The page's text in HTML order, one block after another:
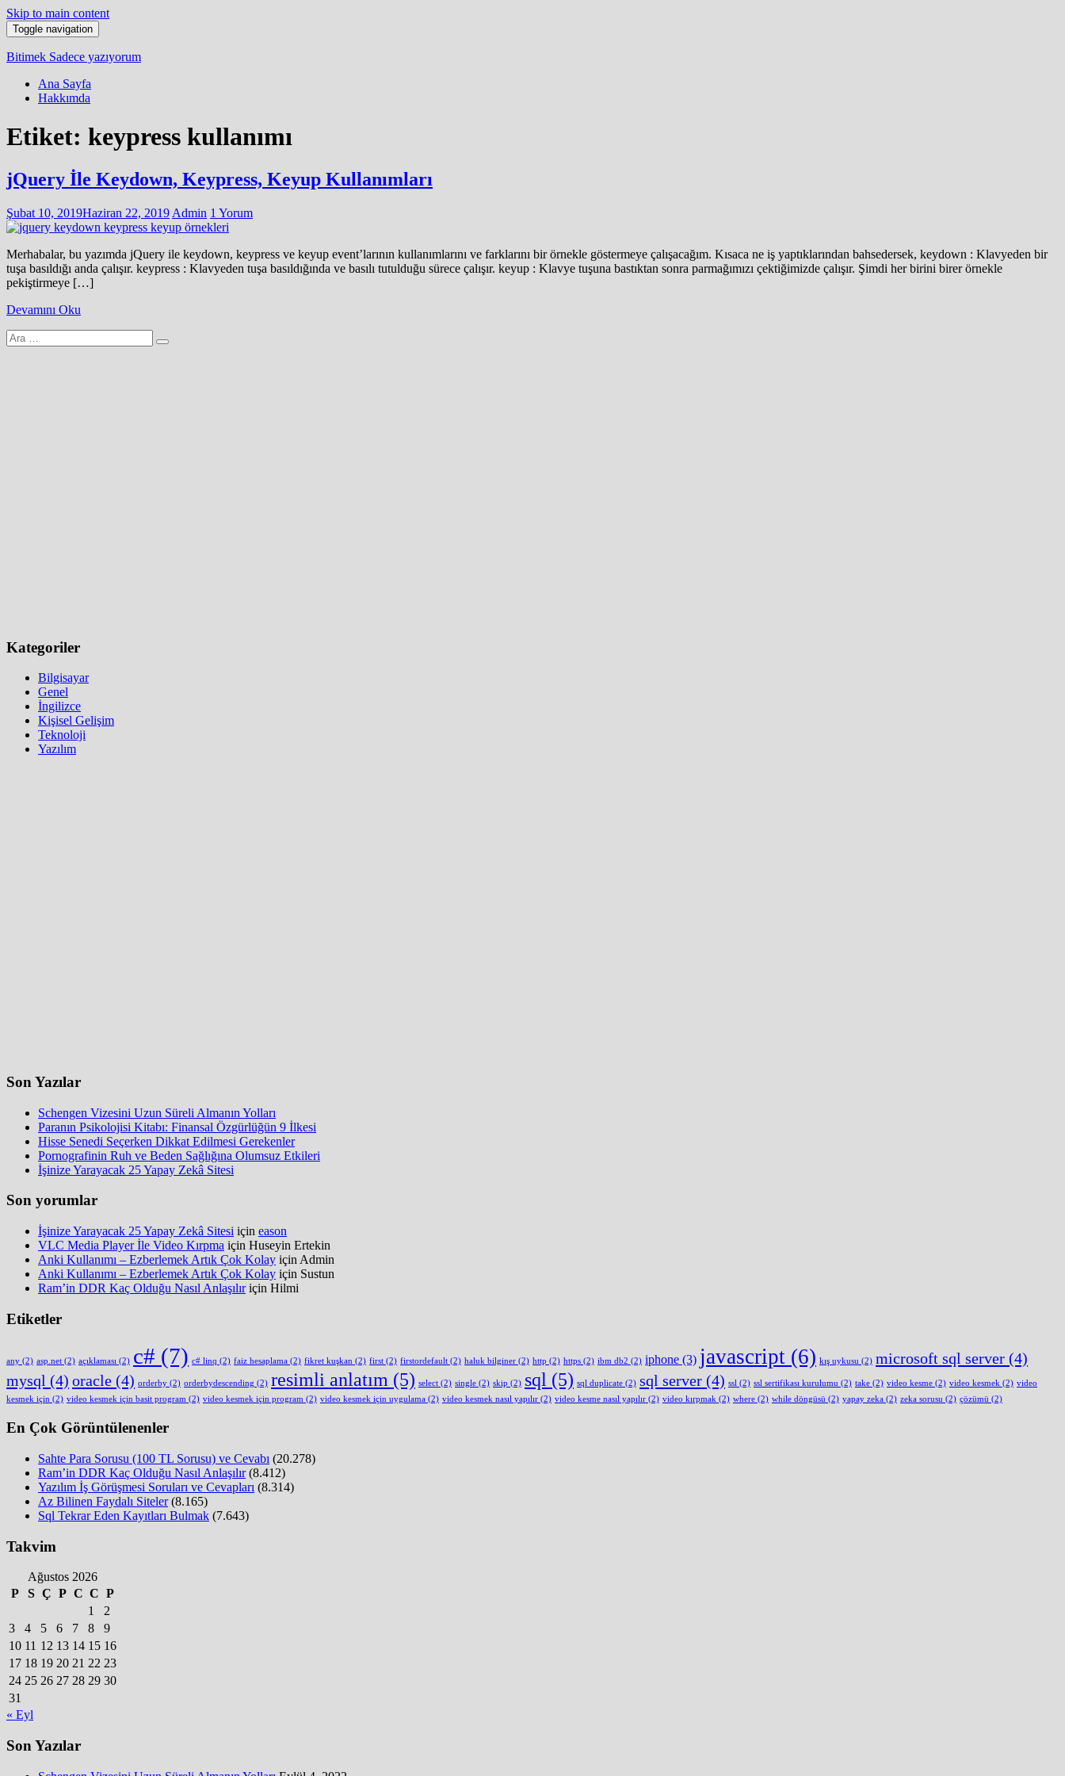
Skip to main content
Toggle navigation
Bitimek Sadece yazıyorum
Ana Sayfa
Hakkımda
Etiket: keypress kullanımı
jQuery İle Keydown, Keypress, Keyup Kullanımları
Şubat 10, 2019Haziran 22, 2019 Admin 1 Yorum
Merhabalar, bu yazımda jQuery ile keydown, keypress ve keyup event’larının kullanımlarını ve farklarını bir örnekle göstermeye çalışacağım. Kısaca ne iş yaptıklarından bahsedersek, keydown : Klavyeden bir
tuşa basıldığı anda çalışır. keypress : Klavyeden tuşa basıldığında ve basılı tutulduğu sürece çalışır. keyup : Klavye tuşuna bastıktan sonra parmağımızı çektiğimizde çalışır. Şimdi her birini birer örnekle
pekiştirmeye […]
Devamını Oku
Arama
yap:
Kategoriler
Bilgisayar
Genel
İngilizce
Kişisel Gelişim
Teknoloji
Yazılım
Son Yazılar
Schengen Vizesini Uzun Süreli Almanın Yolları
Paranın Psikolojisi Kitabı: Finansal Özgürlüğün 9 İlkesi
Hisse Senedi Seçerken Dikkat Edilmesi Gerekenler
Pornografinin Ruh ve Beden Sağlığına Olumsuz Etkileri
İşinize Yarayacak 25 Yapay Zekâ Sitesi
Son yorumlar
İşinize Yarayacak 25 Yapay Zekâ Sitesi için eason
VLC Media Player İle Video Kırpma için Huseyin Ertekin
Anki Kullanımı – Ezberlemek Artık Çok Kolay için Admin
Anki Kullanımı – Ezberlemek Artık Çok Kolay için Sustun
Ram’in DDR Kaç Olduğu Nasıl Anlaşılıriçin Hilmi
Etiketler
any (2) asp.net (2) açıklaması (2) c# (7) c# linq (2) faiz hesaplama (2) fikret kuşkan (2) first (2) firstordefault (2) haluk bilginer (2) http (2) https (2) ibm db2 (2) iphone (3) javascript (6) kış uykusu (2) microsoft sql server (4)
mysql (4) oracle (4) orderby (2) orderbydescending (2) resimli anlatım (5) select (2) single (2) skip (2) sql (5) sql duplicate (2) sql server (4) ssl (2) ssl sertifikası kurulumu (2) take (2) video kesme (2) video kesmek (2) video
kesmek için (2) video kesmek için basit program (2) video kesmek için program (2) video kesmek için uygulama (2) video kesmek nasıl yapılır (2) video kesme nasıl yapılır (2) video kırpmak (2) where (2) while döngüsü (2) yapay zeka (2) zeka sorusu (2) çözümü (2)
En Çok Görüntülenenler
Sahte Para Sorusu (100 TL Sorusu) ve Cevabı (20.278)
Ram’in DDR Kaç Olduğu Nasıl Anlaşılır (8.412)
Yazılım İş Görüşmesi Soruları ve Cevapları (8.314)
Az Bilinen Faydalı Siteler (8.165)
Sql Tekrar Eden Kayıtları Bulmak (7.643)
Takvim
Ağustos 2026
P
S Ç P C C P
1
2
3
4 5 6 7 8
9
10 11 12 13 14 15 16
17 18 19 20 21 22 23
24 25 26 27 28 29 30
31
« Eyl
Son Yazılar